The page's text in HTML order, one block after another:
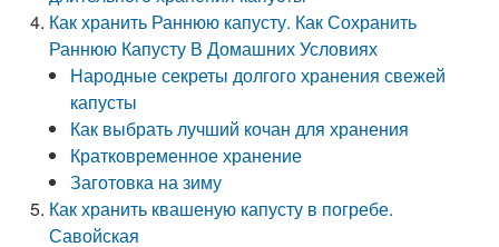
Как хранить Раннюю капусту. Как Сохранить
Раннюю Капусту В Домашних Условиях
Народные секреты долгого хранения свежей
капусты
Как выбрать лучший кочан для хранения
Кратковременное хранение
Заготовка на зиму
Как хранить квашеную капусту в погребе.
Савойская